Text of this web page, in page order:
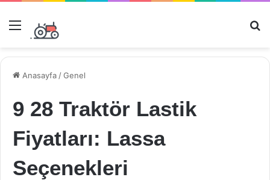
Menü
Anasayfa /Genel
9 28 Traktör Lastik
Fiyatları: Lassa
Seçenekleri